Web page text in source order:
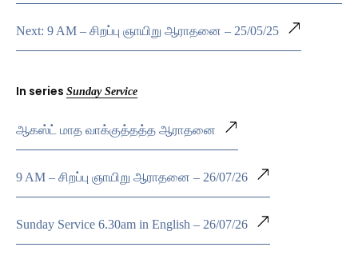
Next: 9 AM – சிறப்பு ஞாயிறு ஆராதனை – 25/05/25
In series Sunday Service
ஆகஸ்ட் மாத வாக்குத்தத்த ஆராதனை
9 AM – சிறப்பு ஞாயிறு ஆராதனை – 26/07/26
Sunday Service 6.30am in English – 26/07/26